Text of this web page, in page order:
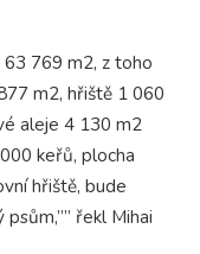
63 769 m2, z toho
m2, hřiště 1 060
aleje 4 130 m2
keřů, plocha
hřiště, bude
řekl Mihai